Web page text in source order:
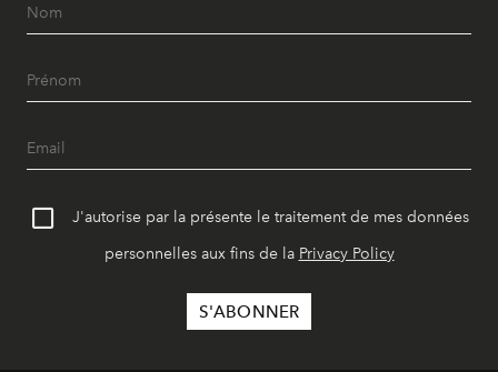
J'autorise par la présente le traitement de mes données
personnelles aux fins de la Privacy Policy